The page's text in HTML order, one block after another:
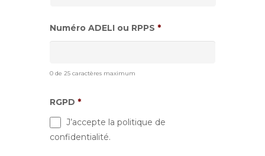
Numéro ADELI ou RPPS *
0 de 25 caractères maximum
RGPD *
J’accepte la politique de
confidentialité.